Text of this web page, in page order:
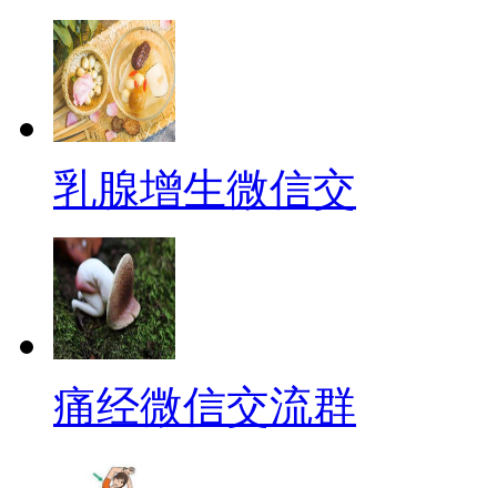
乳腺增生微信交
痛经微信交流群